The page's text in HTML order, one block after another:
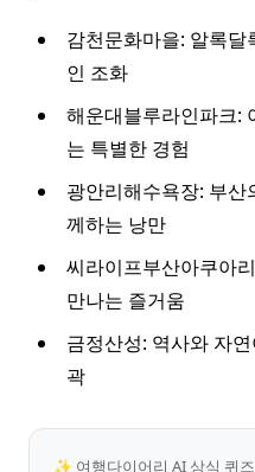
감천문화마을: 알록달
인 조화
해운대블루라인파크:
는 특별한 경험
광안리해수욕장: 부
께하는 낭만
씨라이프부산아쿠아
만나는 즐거움
금정산성: 역사와 자
곽
✨ 여행다이어리 AI 상식 퀴즈